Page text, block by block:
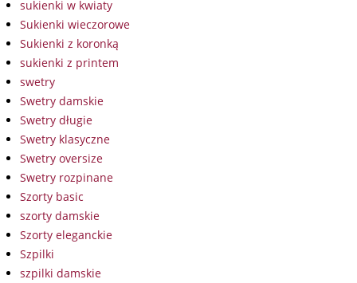
sukienki w kwiaty
Sukienki wieczorowe
Sukienki z koronką
sukienki z printem
swetry
Swetry damskie
Swetry długie
Swetry klasyczne
Swetry oversize
Swetry rozpinane
Szorty basic
szorty damskie
Szorty eleganckie
Szpilki
szpilki damskie